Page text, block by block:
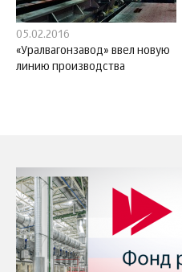
05.02.2016
«Уралвагонзавод» ввел новую
линию производства